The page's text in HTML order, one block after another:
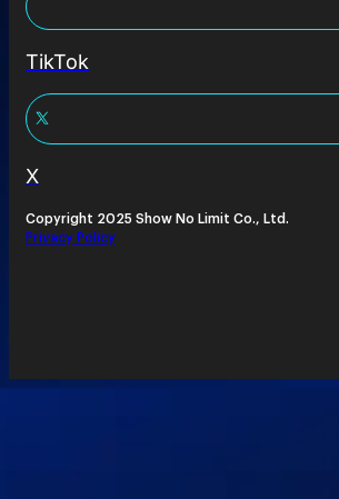
TikTok
X
Copyright 2025 Show No Limit Co., Ltd.
Privacy Policy